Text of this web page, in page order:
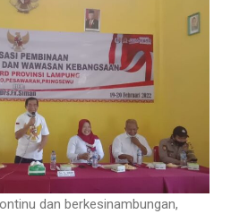
dan berkesinambungan,